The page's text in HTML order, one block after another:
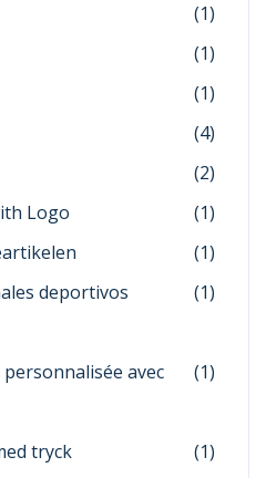
(1)
(1)
(1)
(4)
(2)
Logo
(1)
(1)
deportivos
(1)
avec
(1)
tryck
(1)